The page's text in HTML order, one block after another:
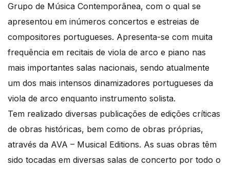
Grupo de Música Contemporânea, com o qual se
apresentou em inúmeros concertos e estreias de
compositores portugueses. Apresenta-se com muita
frequência em recitais de viola de arco e piano nas
mais importantes salas nacionais, sendo atualmente
um dos mais intensos dinamizadores portugueses da
viola de arco enquanto instrumento solista.
Tem realizado diversas publicações de edições críticas
de obras históricas, bem como de obras próprias,
através da AVA – Musical Editions. As suas obras têm
sido tocadas em diversas salas de concerto por todo o